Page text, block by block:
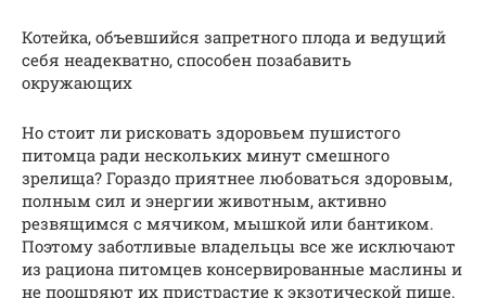
Котейка, объевшийся запретного плода и ведущий
себя неадекватно, способен позабавить
окружающих
Но стоит ли рисковать здоровьем пушистого
питомца ради нескольких минут смешного
зрелища? Гораздо приятнее любоваться здоровым,
полным сил и энергии животным, активно
резвящимся с мячиком, мышкой или бантиком.
Поэтому заботливые владельцы все же исключают
из рациона питомцев консервированные маслины и
не поощряют их пристрастие к экзотической пище.